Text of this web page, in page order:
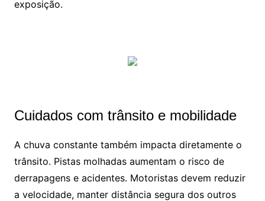
exposição.
Cuidados com trânsito e mobilidade
A chuva constante também impacta diretamente o
trânsito. Pistas molhadas aumentam o risco de
derrapagens e acidentes. Motoristas devem reduzir
a velocidade, manter distância segura dos outros